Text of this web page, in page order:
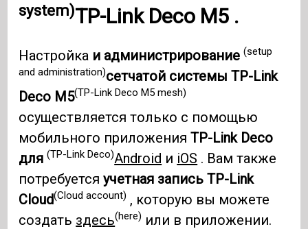
system)TP-Link Deco M5 .
Настройка и администрирование(setup
and administration)сетчатой ​​системы TP-Link
Deco M5(TP-Link Deco M5 mesh)
осуществляется только с помощью
мобильного приложенияTP-Link Deco
для(TP-Link Deco)Android и iOS . Вам также
потребуетсяучетная запись TP-Link
Cloud(Cloud account) , которую вы можете
создать здесь(here) или в приложении.